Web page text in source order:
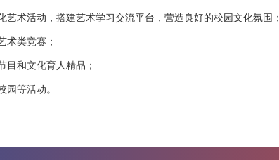
术活动，搭建艺术学习交流平台，营造良好的校园文化氛围；
术类竞赛；
目和文化育人精品；
等活动。